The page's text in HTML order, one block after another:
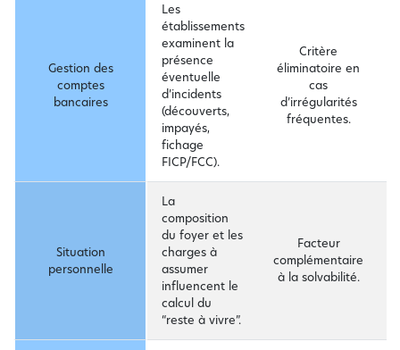
Gestion des
comptes
bancaires
Les
établissements
examinent la
présence
éventuelle
d’incidents
(découverts,
impayés,
fichage
FICP/FCC).
Critère
éliminatoire en
cas
d’irrégularités
fréquentes.
Situation
personnelle
La
composition
du foyer et les
charges à
assumer
influencent le
calcul du
“reste à vivre”.
Facteur
complémentaire
à la solvabilité.